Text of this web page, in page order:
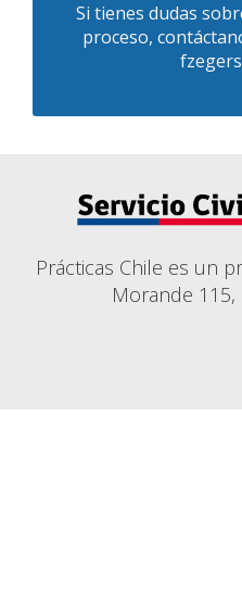
Si tienes dudas
proceso,
Prácticas Chile es un
Morande 115,